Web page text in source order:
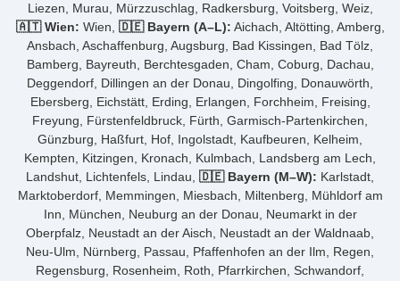
Liezen, Murau, Mürzzuschlag, Radkersburg, Voitsberg, Weiz,
🇦🇹 Wien: Wien, 🇩🇪 Bayern (A–L): Aichach, Altötting, Amberg,
Ansbach, Aschaffenburg, Augsburg, Bad Kissingen, Bad Tölz,
Bamberg, Bayreuth, Berchtesgaden, Cham, Coburg, Dachau,
Deggendorf, Dillingen an der Donau, Dingolfing, Donauwörth,
Ebersberg, Eichstätt, Erding, Erlangen, Forchheim, Freising,
Freyung, Fürstenfeldbruck, Fürth, Garmisch-Partenkirchen,
Günzburg, Haßfurt, Hof, Ingolstadt, Kaufbeuren, Kelheim,
Kempten, Kitzingen, Kronach, Kulmbach, Landsberg am Lech,
Landshut, Lichtenfels, Lindau, 🇩🇪 Bayern (M–W): Karlstadt,
Marktoberdorf, Memmingen, Miesbach, Miltenberg, Mühldorf am
Inn, München, Neuburg an der Donau, Neumarkt in der
Oberpfalz, Neustadt an der Aisch, Neustadt an der Waldnaab,
Neu-Ulm, Nürnberg, Passau, Pfaffenhofen an der Ilm, Regen,
Regensburg, Rosenheim, Roth, Pfarrkirchen, Schwandorf,